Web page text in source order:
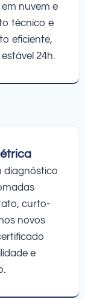
nuvem e
técnico e
eficiente,
24h.
diagnóstico
curto-
novos
e